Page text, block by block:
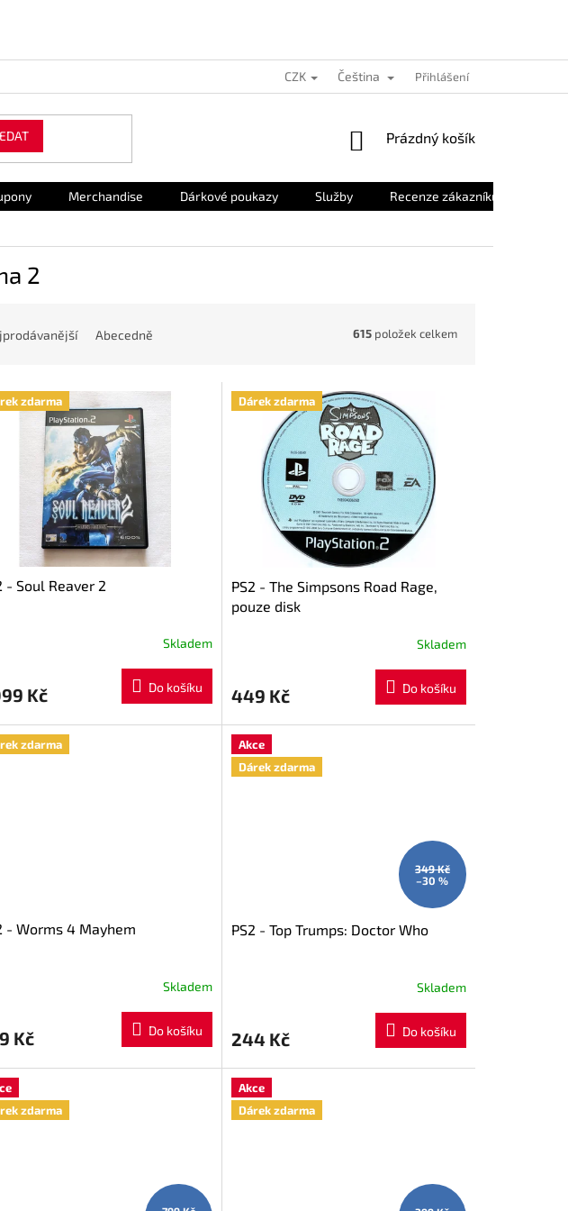
CZK Čeština Přihlášení
NÁKUPNÍ
Prázdný košík
Merchandise Dárkové poukazy Služby Recenze zákazníků
2
Abecedně 615 položek celkem
zdarma
- Soul Reaver 2
Skladem
Kč Do košíku
Dárek zdarma
PS2 - The Simpsons Road Rage,
pouze disk
Skladem
449 Kč Do košíku
zdarma
- Worms 4 Mayhem
Skladem
Kč Do košíku
Akce
Dárek zdarma
349 Kč
–30 %
PS2 - Top Trumps: Doctor Who
Skladem
244 Kč Do košíku
zdarma
Akce
Dárek zdarma